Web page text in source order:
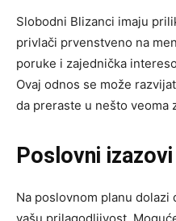
Slobodni Blizanci imaju
privlači prvenstveno na
poruke i zajednička
Ovaj odnos se može
da preraste u nešto veoma
Poslovni
Na poslovnom planu dolazi
vašu prilagodljivost.